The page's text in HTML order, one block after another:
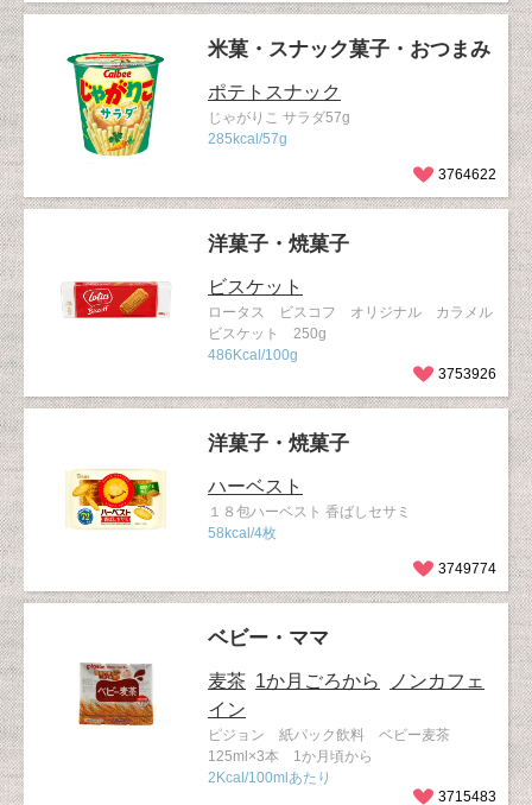
米菓・スナック菓子・おつまみ
ポテトスナック
じゃがりこ サラダ57g
285kcal/57g
3764622
洋菓子・焼菓子
ビスケット
ロータス ビスコフ オリジナル カラメル
ビスケット 250g
486Kcal/100g
3753926
洋菓子・焼菓子
ハーベスト
１８包ハーベスト 香ばしセサミ
58kcal/4枚
3749774
ベビー・ママ
麦茶 1か月ごろから
ノンカフェ
イン
ピジョン 紙パック飲料 ベビー麦茶
125ml×3本 1か月頃から
2Kcal/100mlあたり
3715483